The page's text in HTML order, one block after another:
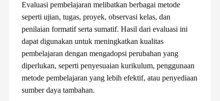
Evaluasi pembelajaran melibatkan berbagai metode
seperti ujian, tugas, proyek, observasi kelas, dan
penilaian formatif serta sumatif. Hasil dari evaluasi ini
dapat digunakan untuk meningkatkan kualitas
pembelajaran dengan mengadopsi perubahan yang
diperlukan, seperti penyesuaian kurikulum, penggunaan
metode pembelajaran yang lebih efektif, atau penyediaan
sumber daya tambahan.